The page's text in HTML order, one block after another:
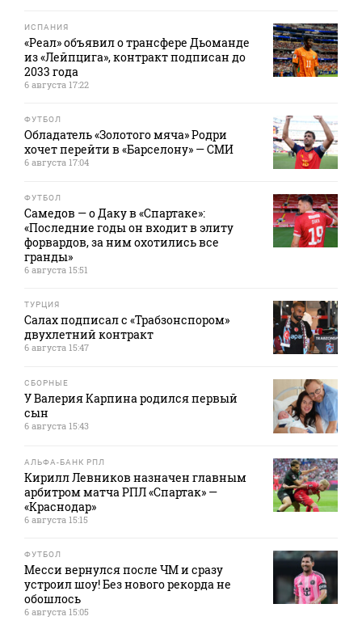
ИСПАНИЯ
«Реал» объявил о трансфере Дьоманде
из «Лейпцига», контракт подписан до
2033 года
6 августа 17:22
ФУТБОЛ
Обладатель «Золотого мяча» Родри
хочет перейти в «Барселону» — СМИ
6 августа 17:04
ФУТБОЛ
Самедов — о Даку в «Спартаке»:
«Последние годы он входит в элиту
форвардов, за ним охотились все
гранды»
6 августа 15:51
ТУРЦИЯ
Салах подписал с «Трабзонспором»
двухлетний контракт
6 августа 15:47
СБОРНЫЕ
У Валерия Карпина родился первый
сын
6 августа 15:43
АЛЬФА-БАНК РПЛ
Кирилл Левников назначен главным
арбитром матча РПЛ «Спартак» —
«Краснодар»
6 августа 15:15
ФУТБОЛ
Месси вернулся после ЧМ и сразу
устроил шоу! Без нового рекорда не
обошлось
6 августа 15:05